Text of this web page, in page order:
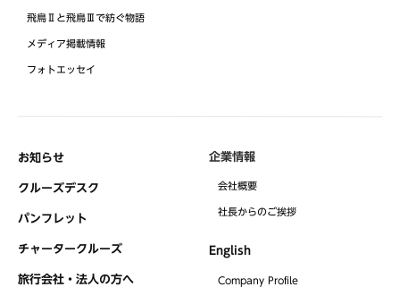
飛鳥Ⅱと飛鳥Ⅲで紡ぐ物語
メディア掲載情報
フォトエッセイ
お知らせ
クルーズデスク
パンフレット
チャータークルーズ
旅行会社・法人の方へ
企業情報
会社概要
社⻑からのご挨拶
English
Company Profile